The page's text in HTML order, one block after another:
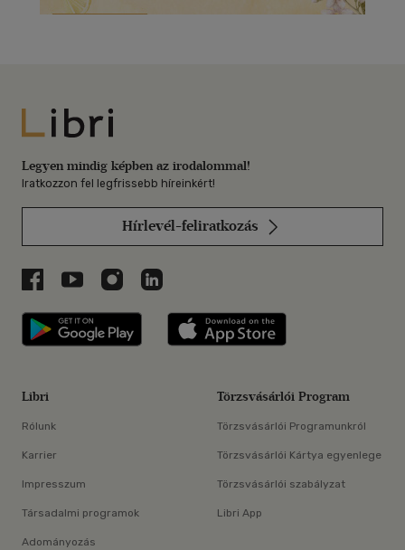
Libri
Legyen mindig képben az irodalommal!
Iratkozzon fel legfrissebb híreinkért!
Hírlevél-feliratkozás
Libri a Facebookon
Libri a Youtube-on
Libri az Instagramon
Libri a LinkedInen
Libri applikáció Szerezd meg: Google
Libri
Rólunk
Karrier
Impresszum
Társadalmi programok
Adományozás
Törzsvásárlói Program
Törzsvásárlói Programunkról
Törzsvásárlói Kártya egyenlege
Törzsvásárlói szabályzat
Libri App